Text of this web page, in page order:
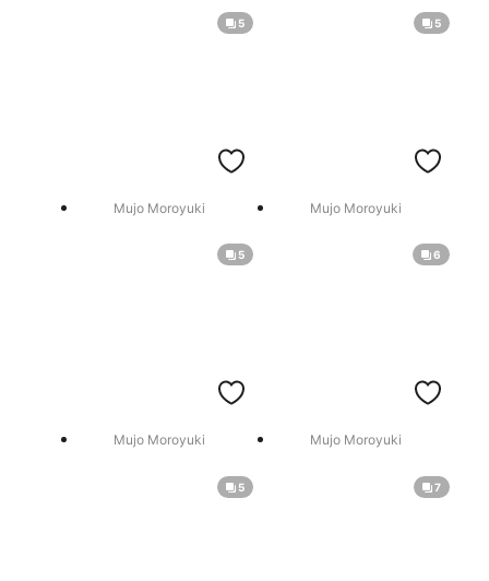
5
Mujo Moroyuki
5
Mujo Moroyuki
5
Mujo Moroyuki
6
Mujo Moroyuki
5 7